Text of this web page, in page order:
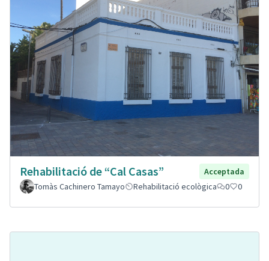
Rehabilitació de “Cal Casas”
Acceptada
Tomàs Cachinero Tamayo
Rehabilitació ecològica 0 0